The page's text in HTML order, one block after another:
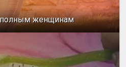
полным женщинам